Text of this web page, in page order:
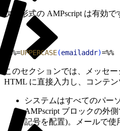
次の形式の AMPscript は有効で
%%=UPPERCASE(emailaddr)=%%
このセクションでは、メッセ
HTML に直接入力し、コンテ
システムはすべてのパー
AMPscript ブロックの外
記号を配置)。メールで使